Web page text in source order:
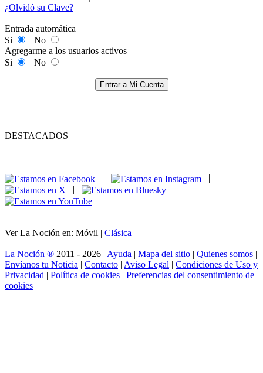
¿Olvidó su Clave?
Entrada automática
Si
No
Agregarme a los usuarios activos
Si
No
Entrar a Mi Cuenta
DESTACADOS
|
|
Ver La Noción en: Móvil | Clásica
La Noción ® 2011 - 2026 | Ayuda | Mapa del sitio | Quienes somos |
Envíanos tu Noticia | Contacto | Aviso Legal | Condiciones de Uso y
Privacidad | Política de cookies | Preferencias del consentimiento de
cookies